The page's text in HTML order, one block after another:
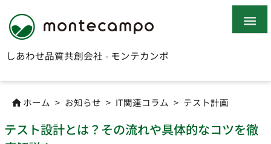
しあわせ品質共創会社 - モンテカンポ

 ホーム > お知らせ > IT関連コラム > テスト計画
テスト設計とは？その流れや具体的なコツを徹